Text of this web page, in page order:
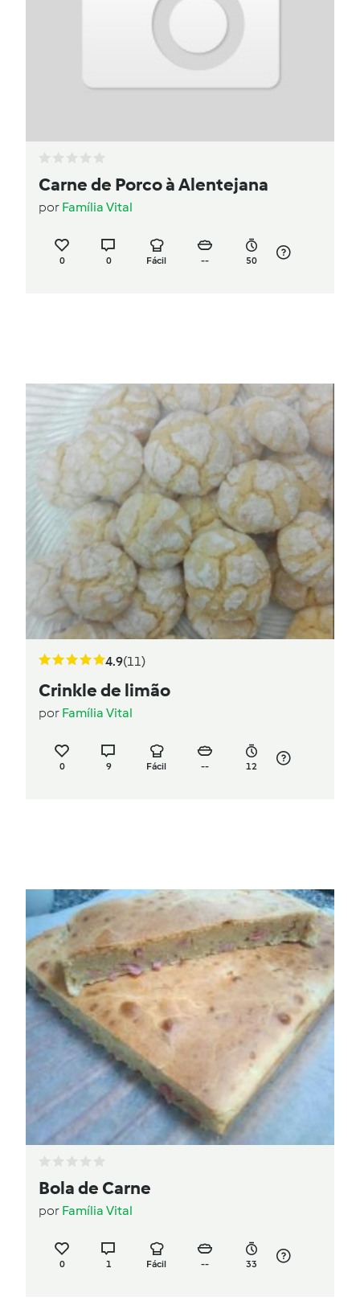
Carne de Porco à Alentejana
por Família Vital
0 0 Fácil -- 50
4.9(11)
Crinkle de limão
por Família Vital
0 9 Fácil -- 12
Bola de Carne
por Família Vital
0 1 Fácil -- 33